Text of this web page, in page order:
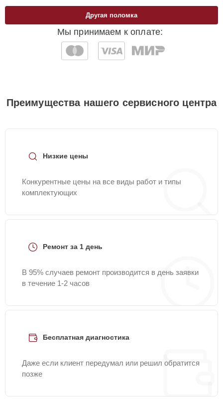
Мы принимаем к оплате:
Другая поломка
Преимущества нашего сервисного центра
Низкие цены
Конкурентные цены на все виды работ и типы
комплектующих
Ремонт за 1 день
В 95% случаев ремонт производится в день заявки
в течение 1-2 часов
Бесплатная диагностика
Даже если клиент передумал или решил обратится
позже